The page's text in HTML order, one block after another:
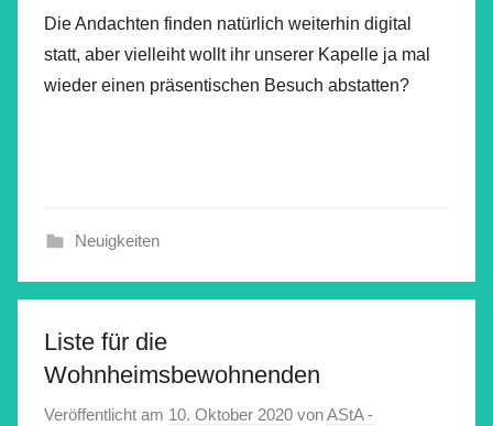
Die Andachten finden natürlich weiterhin digital
statt, aber vielleiht wollt ihr unserer Kapelle ja mal
wieder einen präsentischen Besuch abstatten?
Neuigkeiten
Liste für die
Wohnheimsbewohnenden
Veröffentlicht am 10. Oktober 2020 vonAStA -